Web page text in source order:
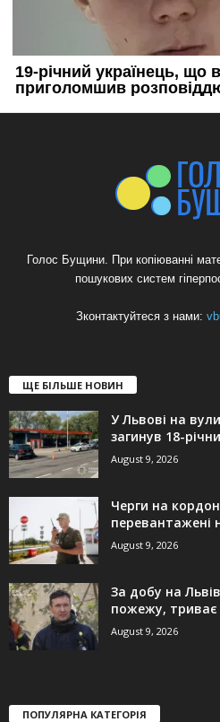
Голос Бущини. При копіюванні
пошукових систем
Зконтактуйтеся з нами:
ЩЕ БІЛЬШЕ НОВИН
У Львові на
загинув 18-
August 9, 2026
Черги на
перевантажені
August 9, 2026
За добу на
пожежу, триває
August 9, 2026
ПОПУЛЯРНА КАТЕГОРІЯ